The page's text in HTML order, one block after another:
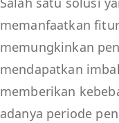
memanfaatkan
memungkinkan
mendapatkan
memberikan
adanya periode